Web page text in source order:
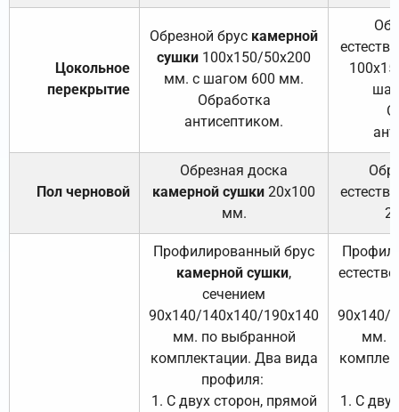
Цокольное
перекрытие
Обрезной брус камерной
сушки 100х150/50х200
мм. с шагом 600 мм.
Обработка
антисептиком.
Пол черновой
Обрезная доска
камерной сушки 20х100
мм.
Профилированный брус
камерной сушки,
сечением
90х140/140х140/190х140
мм. по выбранной
комплектации. Два вида
профиля:
1. С двух сторон, прямой
90х140/
мм.
1. С